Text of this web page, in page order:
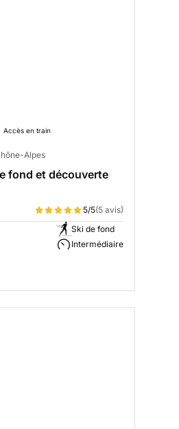
Accès en train
Alpes
fond et découverte
5/5(5 avis)
Ski de fond
Intermédiaire